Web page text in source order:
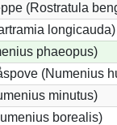
(Rostratula
longicauda)
phaeopus)
(Numenius
minutus)
borealis)